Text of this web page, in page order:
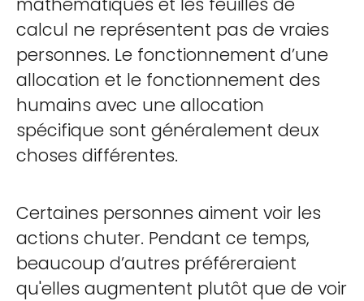
calcul ne représentent pas de vraies
personnes. Le fonctionnement d’une
allocation et le fonctionnement des
humains avec une allocation
spécifique sont généralement deux
choses différentes.
Certaines personnes aiment voir les
actions chuter. Pendant ce temps,
beaucoup d’autres préféreraient
qu'elles augmentent plutôt que de voir